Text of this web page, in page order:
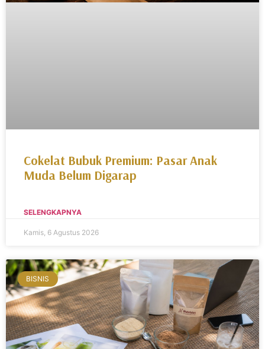
Cokelat Bubuk Premium: Pasar Anak
Muda Belum Digarap
SELENGKAPNYA
Kamis, 6 Agustus 2026
BISNIS